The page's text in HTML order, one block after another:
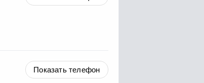
Показать телефон